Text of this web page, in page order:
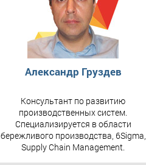
Александр Груздев
Консультант по развитию
производственных систем.
Специализируется в области
бережливого производства, 6Sigma,
Supply Chain Management.